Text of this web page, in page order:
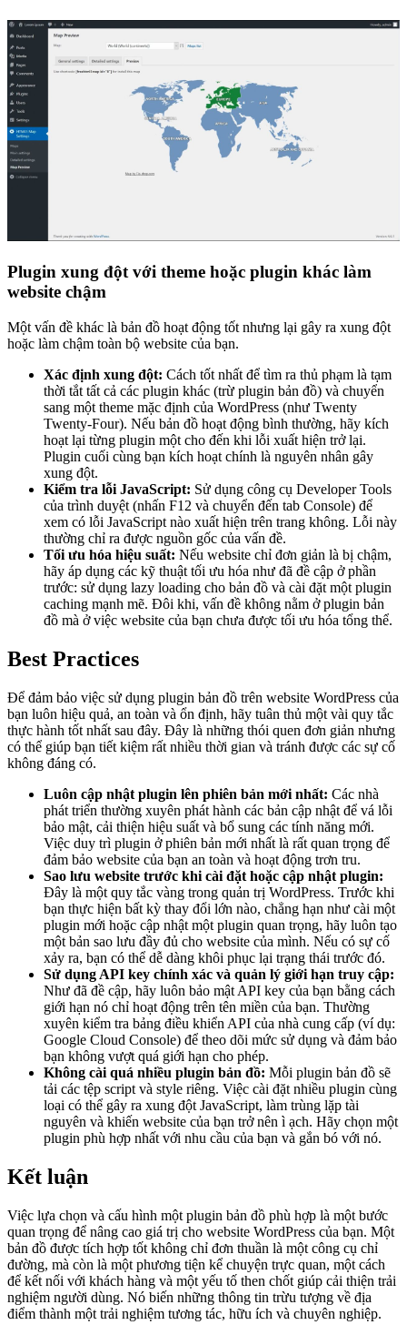
Plugin xung đột với theme hoặc plugin khác làm
website chậm
Một vấn đề khác là bản đồ hoạt động tốt nhưng lại gây ra xung đột
hoặc làm chậm toàn bộ website của bạn.
Xác định xung đột: Cách tốt nhất để tìm ra thủ phạm là tạm
thời tắt tất cả các plugin khác (trừ plugin bản đồ) và chuyển
sang một theme mặc định của WordPress (như Twenty
Twenty-Four). Nếu bản đồ hoạt động bình thường, hãy kích
hoạt lại từng plugin một cho đến khi lỗi xuất hiện trở lại.
Plugin cuối cùng bạn kích hoạt chính là nguyên nhân gây
xung đột.
Kiểm tra lỗi JavaScript: Sử dụng công cụ Developer Tools
của trình duyệt (nhấn F12 và chuyển đến tab Console) để
xem có lỗi JavaScript nào xuất hiện trên trang không. Lỗi này
thường chỉ ra được nguồn gốc của vấn đề.
Tối ưu hóa hiệu suất: Nếu website chỉ đơn giản là bị chậm,
hãy áp dụng các kỹ thuật tối ưu hóa như đã đề cập ở phần
trước: sử dụng lazy loading cho bản đồ và cài đặt một plugin
caching mạnh mẽ. Đôi khi, vấn đề không nằm ở plugin bản
đồ mà ở việc website của bạn chưa được tối ưu hóa tổng thể.
Best Practices
Để đảm bảo việc sử dụng plugin bản đồ trên website WordPress của
bạn luôn hiệu quả, an toàn và ổn định, hãy tuân thủ một vài quy tắc
thực hành tốt nhất sau đây. Đây là những thói quen đơn giản nhưng
có thể giúp bạn tiết kiệm rất nhiều thời gian và tránh được các sự cố
không đáng có.
Luôn cập nhật plugin lên phiên bản mới nhất: Các nhà
phát triển thường xuyên phát hành các bản cập nhật để vá lỗi
bảo mật, cải thiện hiệu suất và bổ sung các tính năng mới.
Việc duy trì plugin ở phiên bản mới nhất là rất quan trọng để
đảm bảo website của bạn an toàn và hoạt động trơn tru.
Sao lưu website trước khi cài đặt hoặc cập nhật plugin:
Đây là một quy tắc vàng trong quản trị WordPress. Trước khi
bạn thực hiện bất kỳ thay đổi lớn nào, chẳng hạn như cài một
plugin mới hoặc cập nhật một plugin quan trọng, hãy luôn tạo
một bản sao lưu đầy đủ cho website của mình. Nếu có sự cố
xảy ra, bạn có thể dễ dàng khôi phục lại trạng thái trước đó.
Sử dụng API key chính xác và quản lý giới hạn truy cập:
Như đã đề cập, hãy luôn bảo mật API key của bạn bằng cách
giới hạn nó chỉ hoạt động trên tên miền của bạn. Thường
xuyên kiểm tra bảng điều khiển API của nhà cung cấp (ví dụ:
Google Cloud Console) để theo dõi mức sử dụng và đảm bảo
bạn không vượt quá giới hạn cho phép.
Không cài quá nhiều plugin bản đồ: Mỗi plugin bản đồ sẽ
tải các tệp script và style riêng. Việc cài đặt nhiều plugin cùng
loại có thể gây ra xung đột JavaScript, làm trùng lặp tài
nguyên và khiến website của bạn trở nên ì ạch. Hãy chọn một
plugin phù hợp nhất với nhu cầu của bạn và gắn bó với nó.
Kết luận
Việc lựa chọn và cấu hình một plugin bản đồ phù hợp là một bước
quan trọng để nâng cao giá trị cho website WordPress của bạn. Một
bản đồ được tích hợp tốt không chỉ đơn thuần là một công cụ chỉ
đường, mà còn là một phương tiện kể chuyện trực quan, một cách
để kết nối với khách hàng và một yếu tố then chốt giúp cải thiện trải
nghiệm người dùng. Nó biến những thông tin trừu tượng về địa
điểm thành một trải nghiệm tương tác, hữu ích và chuyên nghiệp.